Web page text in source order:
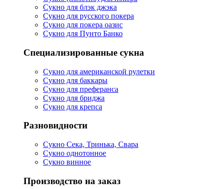
Сукно для блэк джэка
Сукно для русского покера
Сукно для покера оазис
Сукно для Пунто Банко
Специализированные сукна
Сукно для американской рулетки
Сукно для баккары
Сукно для преферанса
Сукно для бриджа
Сукно для крепса
Разновидности
Сукно Сека, Тринька, Свара
Сукно однотонное
Сукно винное
Производство на заказ